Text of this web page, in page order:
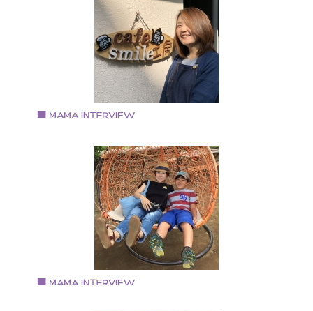
大阪府堺市出身、堺市在住。 出産前までは金融機関勤
務。 出産後、3人の子育てを経てスタイリストの道へ。
スタイリスト浅野千絵氏に師事。
大東 由紀恵さん
ウッドバーニング作家 cafe smile工房 経営
大阪市港区にcafe smile工房をオープン 経営者・ハンド
メイド作家・料理人という多彩な顔を持つ三児のママ